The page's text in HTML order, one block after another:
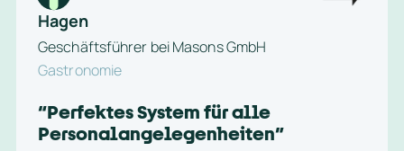
Hagen
Geschäftsführer bei Masons GmbH
Gastronomie
“Perfektes System für alle
Personalangelegenheiten”